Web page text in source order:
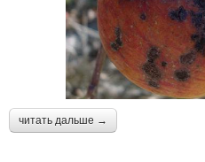
читать дальше →